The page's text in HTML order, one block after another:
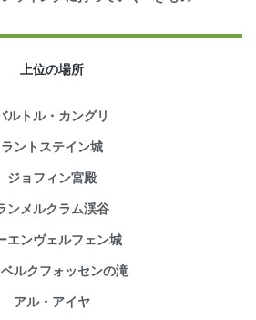
上位の場所
ルトル・カングリ
ラントステイン城
ジョフィン宮殿
ンメルクラム渓谷
エンヴェルフェン城
ルクフォッセンの滝
アル・アイヤ